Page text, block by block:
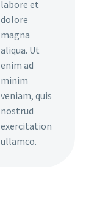
labore et
dolore
magna
aliqua. Ut
enim ad
minim
veniam, quis
nostrud
exercitation
ullamco.